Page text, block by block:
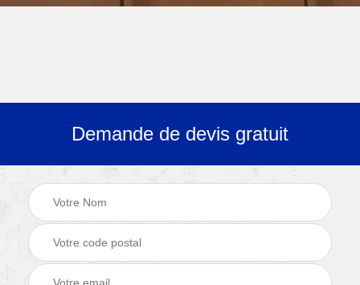
Demande de devis gratuit